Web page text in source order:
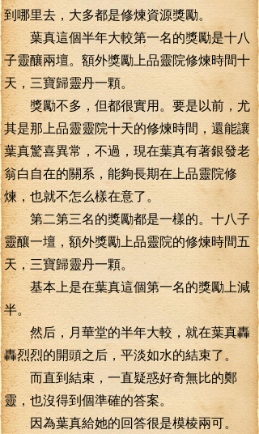
到哪里去，大多都是修煉資源獎勵。
葉真這個半年大較第一名的獎勵是十八
子靈釀兩壇。額外獎勵上品靈院修煉時間十
天，三寶歸靈丹一顆。
獎勵不多，但都很實用。要是以前，尤
其是那上品靈靈院十天的修煉時間，還能讓
葉真驚喜異常，不過，現在葉真有著銀發老
翁白自在的關系，能夠長期在上品靈院修
煉，也就不怎么樣在意了。
第二第三名的獎勵都是一樣的。十八子
靈釀一壇，額外獎勵上品靈院的修煉時間五
天，三寶歸靈丹一顆。
基本上是在葉真這個第一名的獎勵上減
半。
然后，月華堂的半年大較，就在葉真轟
轟烈烈的開頭之后，平淡如水的結束了。
而直到結束，一直疑惑好奇無比的鄭
靈，也沒得到個準確的答案。
因為葉真給她的回答很是模棱兩可。